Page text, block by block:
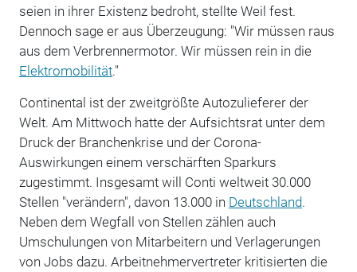
seien in ihrer Existenz bedroht, stellte Weil fest.
Dennoch sage er aus Überzeugung: "Wir müssen raus
aus dem Verbrennermotor. Wir müssen rein in die
Elektromobilität."
Continental ist der zweitgrößte Autozulieferer der
Welt. Am Mittwoch hatte der Aufsichtsrat unter dem
Druck der Branchenkrise und der Corona-
Auswirkungen einem verschärften Sparkurs
zugestimmt. Insgesamt will Conti weltweit 30.000
Stellen "verändern", davon 13.000 in Deutschland.
Neben dem Wegfall von Stellen zählen auch
Umschulungen von Mitarbeitern und Verlagerungen
von Jobs dazu. Arbeitnehmervertreter kritisierten die